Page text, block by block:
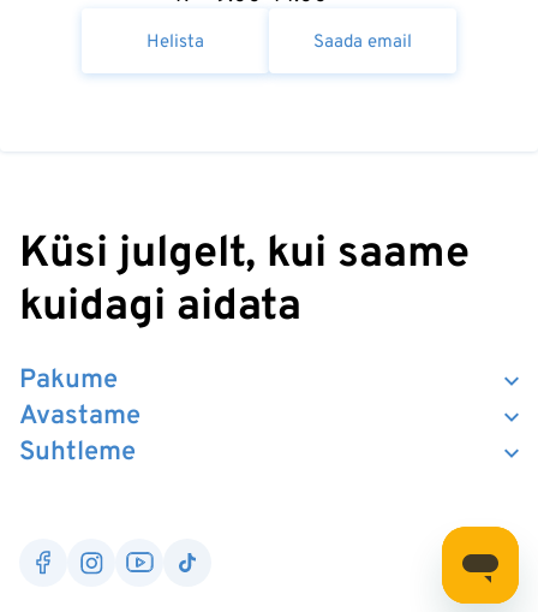
Helista Saada email
Küsi julgelt, kui saame
kuidagi aidata
Suhtleme
Pakume
Avastame